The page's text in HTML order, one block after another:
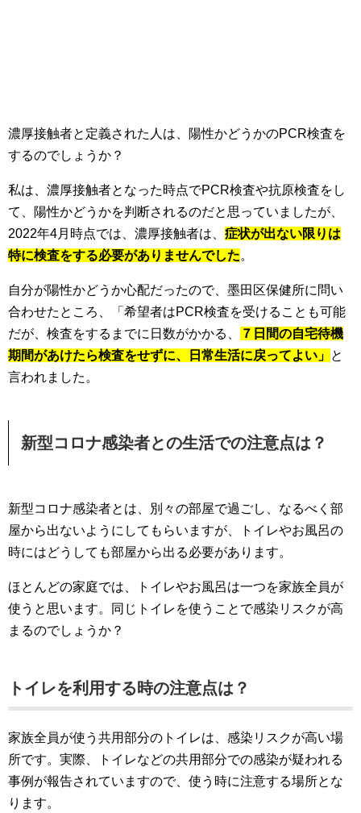
濃厚接触者と定義された人は、陽性かどうかのPCR検査を
するのでしょうか？
私は、濃厚接触者となった時点でPCR検査や抗原検査をし
て、陽性かどうかを判断されるのだと思っていましたが、
2022年4月時点では、濃厚接触者は、 症状が出ない限りは
特に検査をする必要がありませんでした。
自分が陽性かどうか心配だったので、墨田区保健所に問い
合わせたところ、「希望者はPCR検査を受けることも可能
だが、検査をするまでに日数がかかる、
７日間の自宅待機
期間があけたら検査をせずに、日常生活に戻ってよい」 と
言われました。
新型コロナ感染者との生活での注意点は？
新型コロナ感染者とは、別々の部屋で過ごし、なるべく部
屋から出ないようにしてもらいますが、トイレやお風呂の
時にはどうしても部屋から出る必要があります。
ほとんどの家庭では、トイレやお風呂は一つを家族全員が
使うと思います。同じトイレを使うことで感染リスクが高
まるのでしょうか？
トイレを利用する時の注意点は？
家族全員が使う共用部分のトイレは、感染リスクが高い場
所です。実際、トイレなどの共用部分での感染が疑われる
事例が報告されていますので、使う時に注意する場所とな
ります。